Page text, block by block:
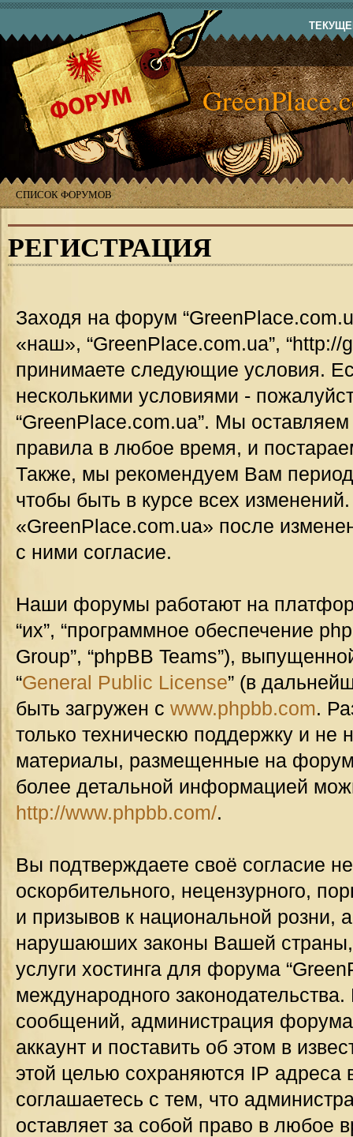
СПИСОК ФОРУМОВ
РЕГИСТРАЦИЯ
Заходя на форум
«наш», “GreenPlace.com.ua”,
принимаете следующие условия.
несколькими условиями -
“GreenPlace.com.ua”. Мы
правила в любое время, и
Также, мы рекомендуем Вам
чтобы быть в курсе всех
«GreenPlace.com.ua» после
с ними согласие.
Наши форумы работают на
“их”, “программное обеспечение
Group”, “phpBB Teams”),
“General Public License” (в
быть загружен с www.phpbb.com.
только техническю поддержку и не
материалы, размещенные на
более детальной информацией
http://www.phpbb.com/.
Вы подтверждаете своё согласие
оскорбительного, нецензурного,
и призывов к национальной розни,
нарушаюших законы Вашей страны,
услуги хостинга для форума
международного
сообщений, администрация
аккаунт и поставить об этом в
этой целью сохраняются IP
соглашаетесь с тем, что
оставляет за собой право в любое